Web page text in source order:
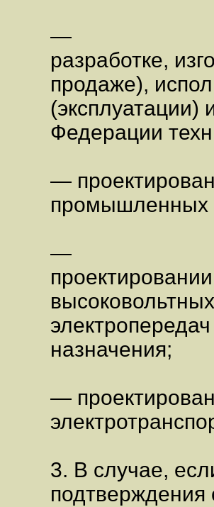
—
разработке,
продаже),
(эксплуатации)
Федерации
—
промышленных
—
назначения;
—
3. В случае,
подтверждения